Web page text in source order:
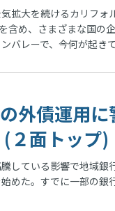
拡大を続けるカリフ
含め、さまざまな国の
バレーで、今何が起き
外債運用
２面トップ)
している影響で地域銀
めた。すでに一部の